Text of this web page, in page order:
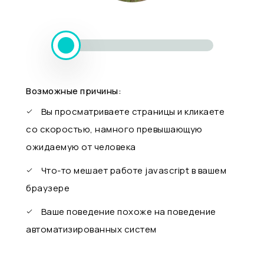
Возможные причины:
Вы просматриваете страницы и кликаете
со скоростью, намного превышающую
ожидаемую от человека
Что-то мешает работе javascript в вашем
браузере
Ваше поведение похоже на поведение
автоматизированных систем